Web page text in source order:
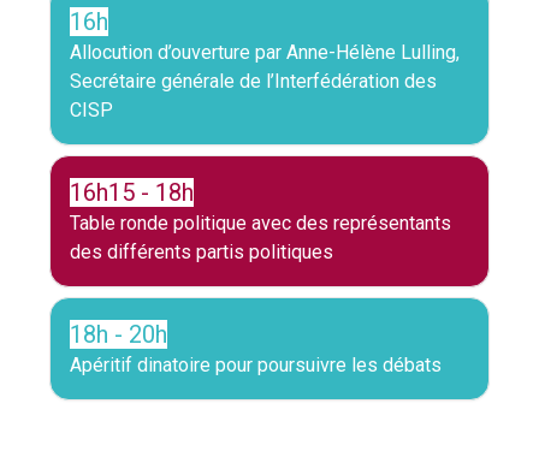
16h
Allocution d’ouverture par Anne-Hélène Lulling,
Secrétaire générale de l’Interfédération des
CISP
16h15 - 18h
Table ronde politique avec des représentants
des différents partis politiques
18h - 20h
Apéritif dinatoire pour poursuivre les débats